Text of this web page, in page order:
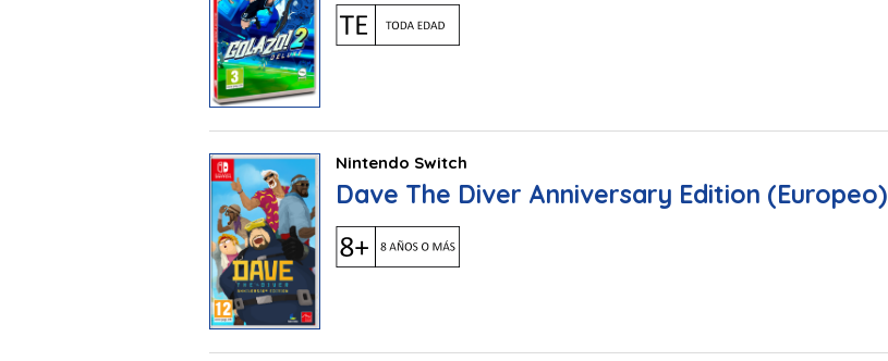
Nintendo Switch
Dave The Diver Anniversary Edition (Europeo)